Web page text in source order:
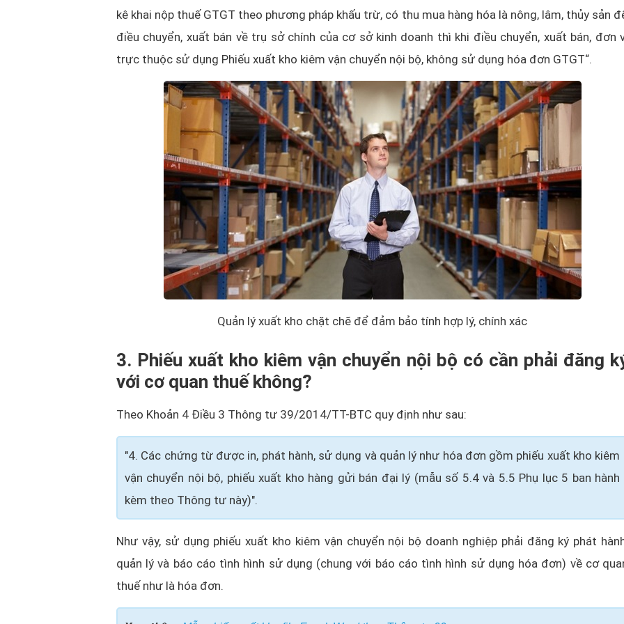
kê khai nộp thuế GTGT theo phương pháp khấu trừ, có thu mua hàng hóa là nông, lâm, thủy sản
điều chuyển, xuất bán về trụ sở chính của cơ sở kinh doanh thì khi điều chuyển, xuất bán, đơn
trực thuộc sử dụng Phiếu xuất kho kiêm vận chuyển nội bộ, không sử dụng hóa đơn GTGT“.
Quản lý xuất kho chặt chẽ để đảm bảo tính hợp lý, chính xác
3. Phiếu xuất kho kiêm vận chuyển nội bộ có cần phải đăng
với cơ quan thuế không?
Theo Khoản 4 Điều 3 Thông tư 39/2014/TT-BTC quy định như sau:
"4. Các chứng từ được in, phát hành, sử dụng và quản lý như hóa đơn gồm phiếu xuất kho kiêm
vận chuyển nội bộ, phiếu xuất kho hàng gửi bán đại lý (mẫu số 5.4 và 5.5 Phụ lục 5 ban hành
kèm theo Thông tư này)".
Như vậy, sử dụng phiếu xuất kho kiêm vận chuyển nội bộ doanh nghiệp phải đăng ký phát
quản lý và báo cáo tình hình sử dụng (chung với báo cáo tình hình sử dụng hóa đơn) về cơ
thuế như là hóa đơn.